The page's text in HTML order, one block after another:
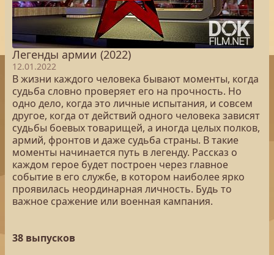
Легенды армии (2022)
12.01.2022
В жизни каждого человека бывают моменты, когда
судьба словно проверяет его на прочность. Но
одно дело, когда это личные испытания, и совсем
другое, когда от действий одного человека зависят
судьбы боевых товарищей, а иногда целых полков,
армий, фронтов и даже судьба страны. В такие
моменты начинается путь в легенду. Рассказ о
каждом герое будет построен через главное
событие в его службе, в котором наиболее ярко
проявилась неординарная личность. Будь то
важное сражение или военная кампания.
38 выпусков